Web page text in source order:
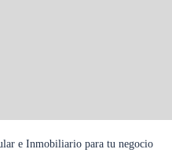
e Inmobiliario para tu negocio